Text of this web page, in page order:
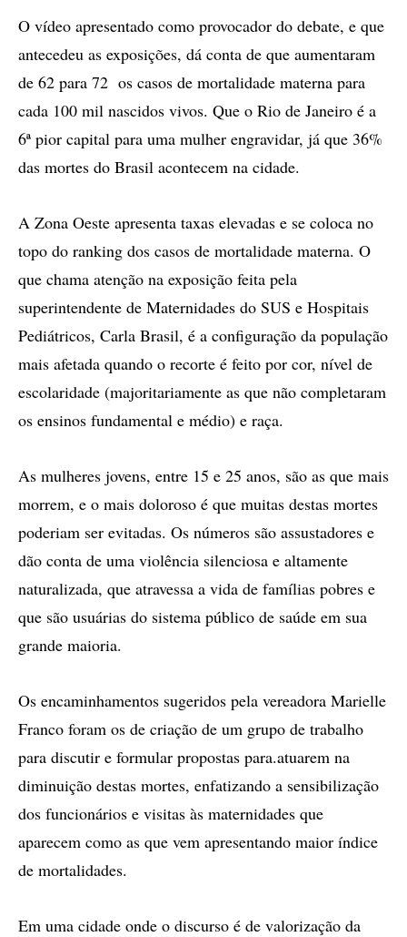
O vídeo apresentado como provocador do debate, e que
antecedeu as exposições, dá conta de que aumentaram
de 62 para 72 os casos de mortalidade materna para
cada 100 mil nascidos vivos. Que o Rio de Janeiro é a
6ª pior capital para uma mulher engravidar, já que 36%
das mortes do Brasil acontecem na cidade.
A Zona Oeste apresenta taxas elevadas e se coloca no
topo do ranking dos casos de mortalidade materna. O
que chama atenção na exposição feita pela
superintendente de Maternidades do SUS e Hospitais
Pediátricos, Carla Brasil, é a configuração da população
mais afetada quando o recorte é feito por cor, nível de
escolaridade (majoritariamente as que não completaram
os ensinos fundamental e médio) e raça.
As mulheres jovens, entre 15 e 25 anos, são as que mais
morrem, e o mais doloroso é que muitas destas mortes
poderiam ser evitadas. Os números são assustadores e
dão conta de uma violência silenciosa e altamente
naturalizada, que atravessa a vida de famílias pobres e
que são usuárias do sistema público de saúde em sua
grande maioria.
Os encaminhamentos sugeridos pela vereadora Marielle
Franco foram os de criação de um grupo de trabalho
para discutir e formular propostas para.atuarem na
diminuição destas mortes, enfatizando a sensibilização
dos funcionários e visitas às maternidades que
aparecem como as que vem apresentando maior índice
de mortalidades.
Em uma cidade onde o discurso é de valorização da